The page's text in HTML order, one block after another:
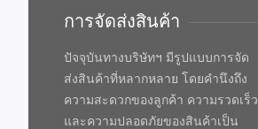
การจัดส่งสินค้า
ปัจจุบันทางบริษัทฯ มีรูปแบบการจัด
ส่งสินค้าที่หลากหลาย โดยคำนึงถึง
ความสะดวกของลูกค้า ความรวดเร็ว
และความปลอดภัยของสินค้าเป็น